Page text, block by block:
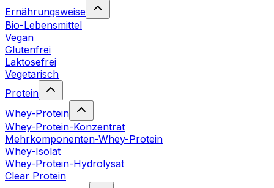
Ernährungsweise
Bio-Lebensmittel
Vegan
Glutenfrei
Laktosefrei
Vegetarisch
Protein
Whey-Protein
Whey-Protein-Konzentrat
Mehrkomponenten-Whey-Protein
Whey-Isolat
Whey-Protein-Hydrolysat
Clear Protein